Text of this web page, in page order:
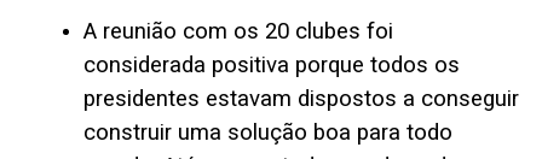
A reunião com os 20 clubes foi
considerada positiva porque todos os
presidentes estavam dispostos a conseguir
construir uma solução boa para todo